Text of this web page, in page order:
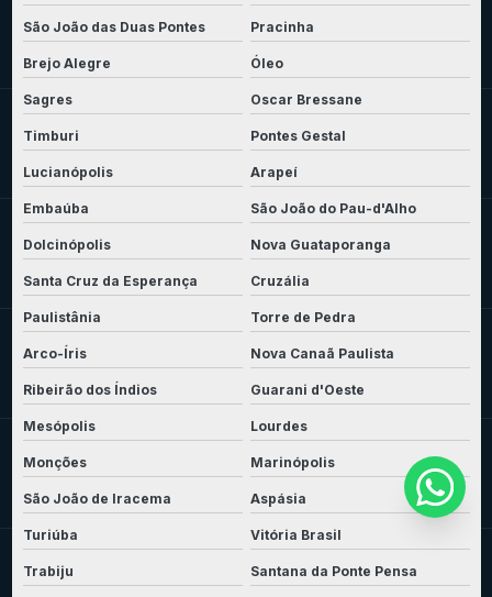
São João das Duas Pontes Pracinha
Brejo Alegre Óleo
Sagres Oscar Bressane
Timburi Pontes Gestal
Lucianópolis Arapeí
Embaúba São João do Pau-d'Alho
Dolcinópolis Nova Guataporanga
Santa Cruz da Esperança Cruzália
Paulistânia Torre de Pedra
Arco-Íris Nova Canaã Paulista
Ribeirão dos Índios Guarani d'Oeste
Mesópolis Lourdes
Monções Marinópolis
São João de Iracema Aspásia
Turiúba Vitória Brasil
Trabiju Santana da Ponte Pensa